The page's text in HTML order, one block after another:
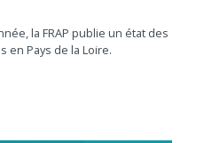
la FRAP publie un état des
en Pays de la Loire.